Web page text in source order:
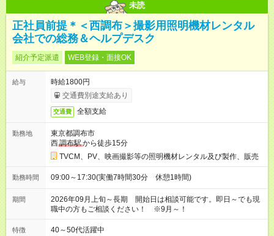
未読
正社員前提＊＜西調布＞撮影用照明機材レンタル
会社での総務＆ヘルプデスク
紹介予定派遣 WEB登録・面接OK
給与
時給1800円
交通費別途支給あり
交通費 全額支給
勤務地
東京都調布市
西調布駅から徒歩15分
TVCM、PV、映画撮影等の照明機材レンタル及び製作、販売
勤務時間 09:00～17:30(実働7時間30分 休憩1時間)
期間
2026年09月上旬～長期 開始日は相談可能です。即日～でも現
職中の方もご相談ください！ ※9月～！
特徴 40～50代活躍中